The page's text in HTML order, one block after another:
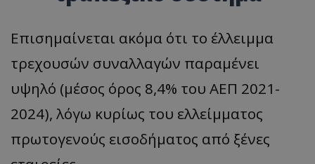
Επισημαίνεται ακόμα ότι το έλλειμμα
τρεχουσών συναλλαγών παραμένει
υψηλό (μέσος όρος 8,4% του ΑΕΠ 2021-
2024), λόγω κυρίως του ελλείμματος
πρωτογενούς εισοδήματος από ξένες
ASP.NET_SessionId
Microsoft Corporation